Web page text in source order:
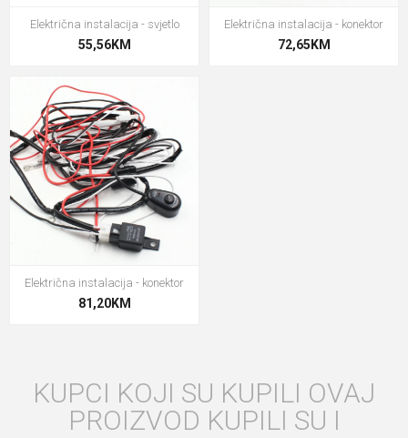
Električna instalacija - svjetlo
55,56KM
Električna instalacija - konektor
72,65KM
Električna instalacija - konektor
81,20KM
KUPCI KOJI SU KUPILI OVAJ
PROIZVOD KUPILI SU I